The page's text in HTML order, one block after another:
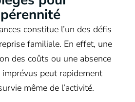
constitue l’un des défis
familiale. En effet, une
des coûts ou une absence
peut rapidement
même de l’activité.